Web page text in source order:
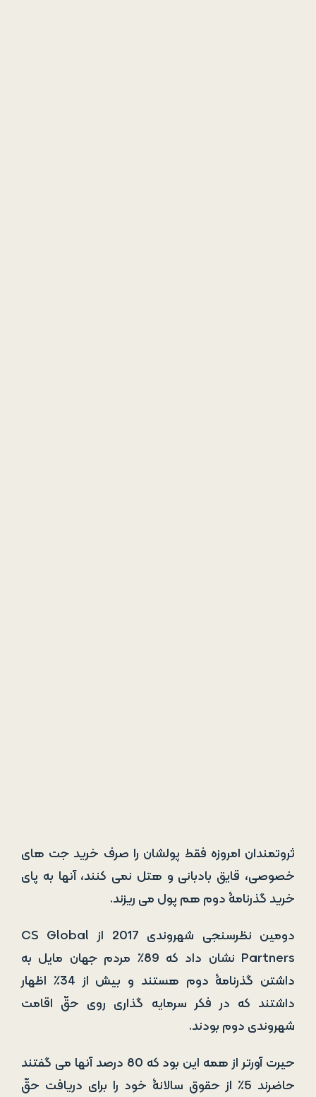
ثروتمندان امروزه فقط پول­شان را صرف خرید جت­ های
خصوصی، قایق بادبانی و هتل نمی­ کنند، آنها به پای
خرید گذرنامۀ دوم هم پول می­ ریزند.
دومین نظرسنجی شهروندی 2017 از CS Global
Partners نشان داد که 89٪ مردم جهان مایل به
داشتن گذرنامۀ دوم هستند و بیش از 34٪ اظهار
داشتند که در فکر سرمایه­ گذاری روی حقّ اقامت
شهروندی دوم بودند.
حیرت­ آورتر از همه این بود که 80 درصد آنها می­ گفتند
حاضرند 5٪ از حقوق سالانۀ خود را برای دریافت حقّ